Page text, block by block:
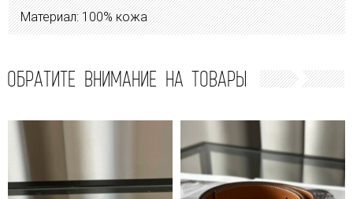
Материал: 100% кожа
ОБРАТИТЕ ВНИМАНИЕ НА ТОВАРЫ